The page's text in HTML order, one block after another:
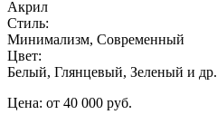
Акрил
Стиль:
Минимализм, Современный
Цвет:
Белый, Глянцевый, Зеленый и др.
Цена: от 40 000 руб.